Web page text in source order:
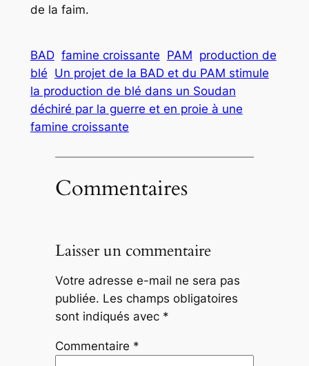
de la faim.
BAD famine croissante PAM production de
blé Un projet de la BAD et du PAM stimule
la production de blé dans un Soudan
déchiré par la guerre et en proie à une
famine croissante
Commentaires
Laisser un commentaire
Votre adresse e-mail ne sera pas
publiée. Les champs obligatoires
sont indiqués avec *
Commentaire *